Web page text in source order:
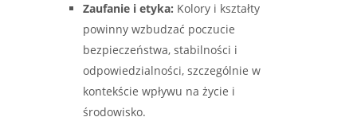
Zaufanie i etyka: Kolory i kształty
powinny wzbudzać poczucie
bezpieczeństwa, stabilności i
odpowiedzialności, szczególnie w
kontekście wpływu na życie i
środowisko.